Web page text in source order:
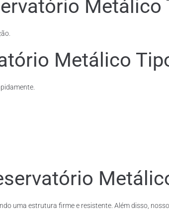
Metálico
Metálico
uma estrutura firme e resistente. Além disso,